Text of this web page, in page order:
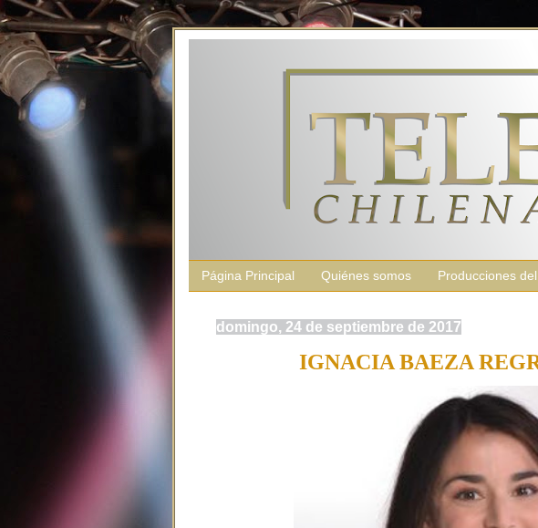
Página Principal Quiénes somos Producciones
domingo, 24 de septiembre de 2017
IGNACIA BAEZA